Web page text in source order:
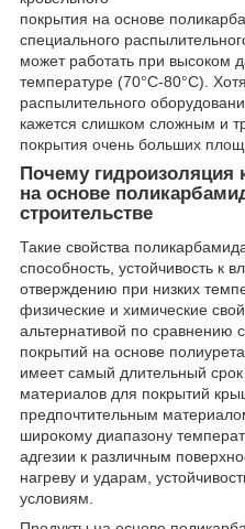
покрытия на основе
специального
может работать при высоком
температуре (70°C-80°C).
распылительного
кажется слишком сложным и
покрытия очень больших
Почему гидроизоляция
на основе
строительстве
Такие свойства
способность, устойчивость к
отверждению при низких
физические и химические
альтернативой по сравнению
покрытий на основе
имеет самый длительный
материалов для покрытий
предпочтительным
широкому диапазону
адгезии к различным
нагреву и ударам,
условиям.